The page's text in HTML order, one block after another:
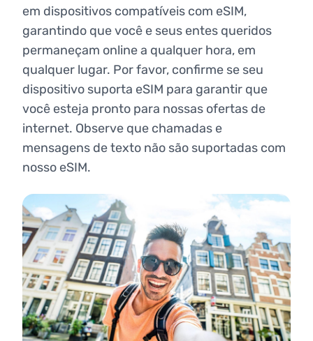
em dispositivos compatíveis com eSIM,
garantindo que você e seus entes queridos
permaneçam online a qualquer hora, em
qualquer lugar. Por favor, confirme se seu
dispositivo suporta eSIM para garantir que
você esteja pronto para nossas ofertas de
internet. Observe que chamadas e
mensagens de texto não são suportadas com
nosso eSIM.